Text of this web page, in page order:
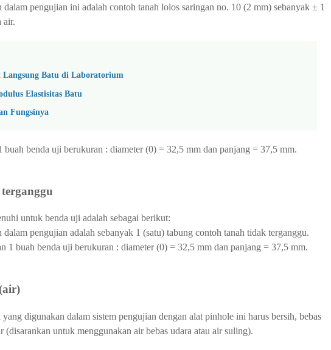
pengujian ini adalah contoh tanah lolos saringan no. 10 (2 mm) sebanyak ± 1
air.
Batu di Laboratorium
Elastisitas Batu
Fungsinya
benda uji berukuran : diameter (0) = 32,5 mm dan panjang = 37,5 mm.
untuk benda uji adalah sebagai berikut:
pengujian adalah sebanyak 1 (satu) tabung contoh tanah tidak terganggu.
1 buah benda uji berukuran : diameter (0) = 32,5 mm dan panjang = 37,5 mm.
digunakan dalam sistem pengujian dengan alat pinhole ini harus bersih, bebas
(disarankan untuk menggunakan air bebas udara atau air suling).